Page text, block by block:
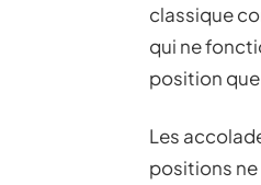
classique
qui ne
position
Les
positions